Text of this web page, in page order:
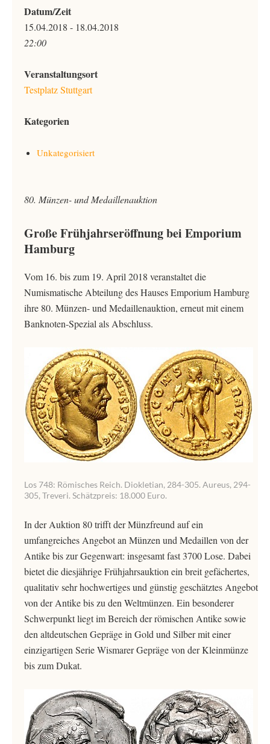
Datum/Zeit
15.04.2018 - 18.04.2018
22:00
Veranstaltungsort
Testplatz Stuttgart
Kategorien
Unkategorisiert
80. Münzen- und Medaillenauktion
Große Frühjahrseröffnung bei Emporium
Hamburg
Vom 16. bis zum 19. April 2018 veranstaltet die
Numismatische Abteilung des Hauses Emporium Hamburg
ihre 80. Münzen- und Medaillenauktion, erneut mit einem
Banknoten-Spezial als Abschluss.
Los 748: Römisches Reich. Diokletian, 284-305. Aureus, 294-
305, Treveri. Schätzpreis: 18.000 Euro.
In der Auktion 80 trifft der Münzfreund auf ein
umfangreiches Angebot an Münzen und Medaillen von der
Antike bis zur Gegenwart: insgesamt fast 3700 Lose. Dabei
bietet die diesjährige Frühjahrsauktion ein breit gefächertes,
qualitativ sehr hochwertiges und günstig geschätztes Angebot
von der Antike bis zu den Weltmünzen. Ein besonderer
Schwerpunkt liegt im Bereich der römischen Antike sowie
den altdeutschen Gepräge in Gold und Silber mit einer
einzigartigen Serie Wismarer Gepräge von der Kleinmünze
bis zum Dukat.